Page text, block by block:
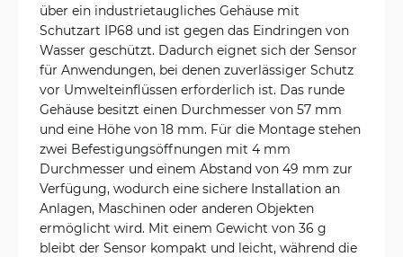
über ein industrietaugliches Gehäuse mit
Schutzart IP68 und ist gegen das Eindringen von
Wasser geschützt. Dadurch eignet sich der Sensor
für Anwendungen, bei denen zuverlässiger Schutz
vor Umwelteinflüssen erforderlich ist. Das runde
Gehäuse besitzt einen Durchmesser von 57 mm
und eine Höhe von 18 mm. Für die Montage stehen
zwei Befestigungsöffnungen mit 4 mm
Durchmesser und einem Abstand von 49 mm zur
Verfügung, wodurch eine sichere Installation an
Anlagen, Maschinen oder anderen Objekten
ermöglicht wird. Mit einem Gewicht von 36 g
bleibt der Sensor kompakt und leicht, während die